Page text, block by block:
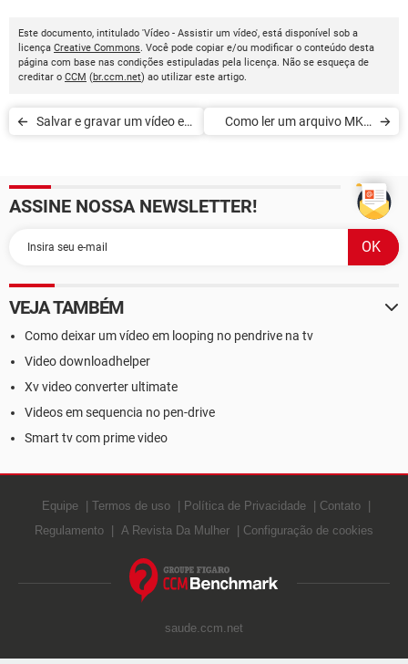
Este documento, intitulado 'Vídeo - Assistir um vídeo', está disponível sob a
licença Creative Commons. Você pode copiar e/ou modificar o conteúdo desta
página com base nas condições estipuladas pela licença. Não se esqueça de
creditar o CCM (br.ccm.net) ao utilizar este artigo.
Salvar e gravar um vídeo em
Como ler um arquivo MKV
ASSINE NOSSA NEWSLETTER!
VEJA TAMBÉM
Como deixar um vídeo em looping no pendrive na tv
Video downloadhelper
Xv video converter ultimate
Videos em sequencia no pen-drive
Smart tv com prime video
Equipe Termos de uso Política de Privacidade
Contato
Regulamento
A Revista Da Mulher Configuração de cookies
saude.ccm.net